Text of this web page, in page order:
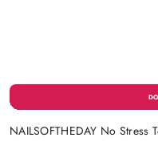
NAILSOFTHEDAY No